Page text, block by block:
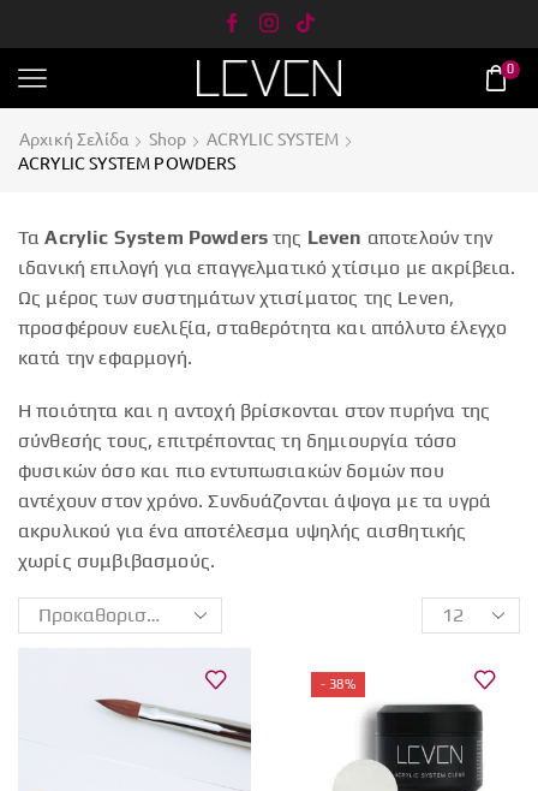
0
Αρχική Σελίδα Shop
ACRYLIC SYSTEM
ACRYLIC SYSTEM POWDERS
ΤαAcrylic System Powders της Leven αποτελούν την
ιδανική επιλογή για επαγγελματικό χτίσιμο με ακρίβεια.
Ως μέρος των συστημάτων χτισίματος της Leven,
προσφέρουν ευελιξία, σταθερότητα και απόλυτο έλεγχο
κατά την εφαρμογή.
Η ποιότητα και η αντοχή βρίσκονται στον πυρήνα της
σύνθεσής τους, επιτρέποντας τη δημιουργία τόσο
φυσικών όσο και πιο εντυπωσιακών δομών που
αντέχουν στον χρόνο.Συνδυάζονται άψογα με τα υγρά
ακρυλικού για ένα αποτέλεσμα υψηλής αισθητικής
χωρίς συμβιβασμούς.
- 38%